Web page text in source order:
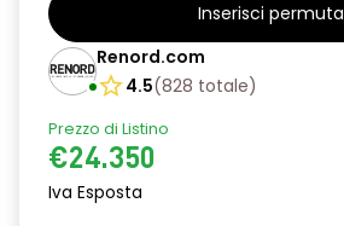
Inserisci permuta
Renord.com
4.5(828 totale)
Prezzo di Listino
€24.350
Iva Esposta